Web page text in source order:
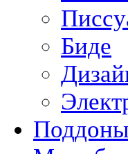
Биде
Поддоны